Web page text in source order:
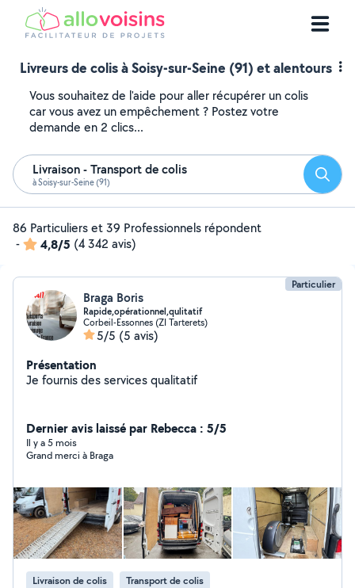
Livreurs de colis à Soisy-sur-Seine (91) et alentours
Vous souhaitez de l'aide pour aller récupérer un colis
car vous avez un empêchement ? Postez votre
demande en 2 clics...
Livraison - Transport de colis
à Soisy-sur-Seine (91)
86 Particuliers et 39 Professionnels répondent
-
4,8/5 (4 342 avis)
Particulier
Braga Boris
Rapide,opérationnel,qulitatif
Corbeil-Essonnes (ZI Tarterets)
5/5 (5 avis)
Présentation
Je fournis des services qualitatif
Dernier avis laissé par Rebecca : 5/5
Il y a 5 mois
Grand merci à Braga
Livraison de colis Transport de colis